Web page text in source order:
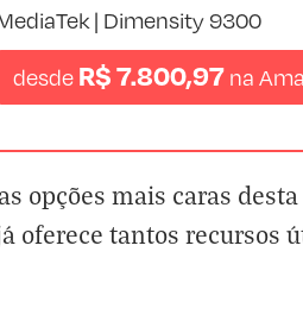
| Dimensity 9300
desde R$ 7.800,97 na
opções mais caras
oferece tantos recursos